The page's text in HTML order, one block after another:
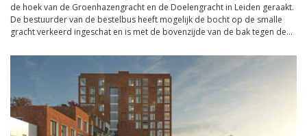
de hoek van de Groenhazengracht en de Doelengracht in Leiden geraakt.
De bestuurder van de bestelbus heeft mogelijk de bocht op de smalle
gracht verkeerd ingeschat en is met de bovenzijde van de bak tegen de...